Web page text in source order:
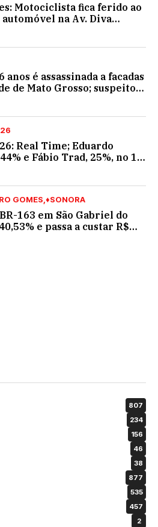
Motociclista fica ferido ao
na Av. Diva
tinha CNH
anos é assassinada a facadas
de Mato Grosso; suspeito é
Real Time; Eduardo
e Fábio Trad, 25%, no 1º
governo do MS
GOMES ♦SONORA
163 em São Gabriel do
e passa a custar R$
desta quarta-feira
807
234
156
46
38
877
535
457
2